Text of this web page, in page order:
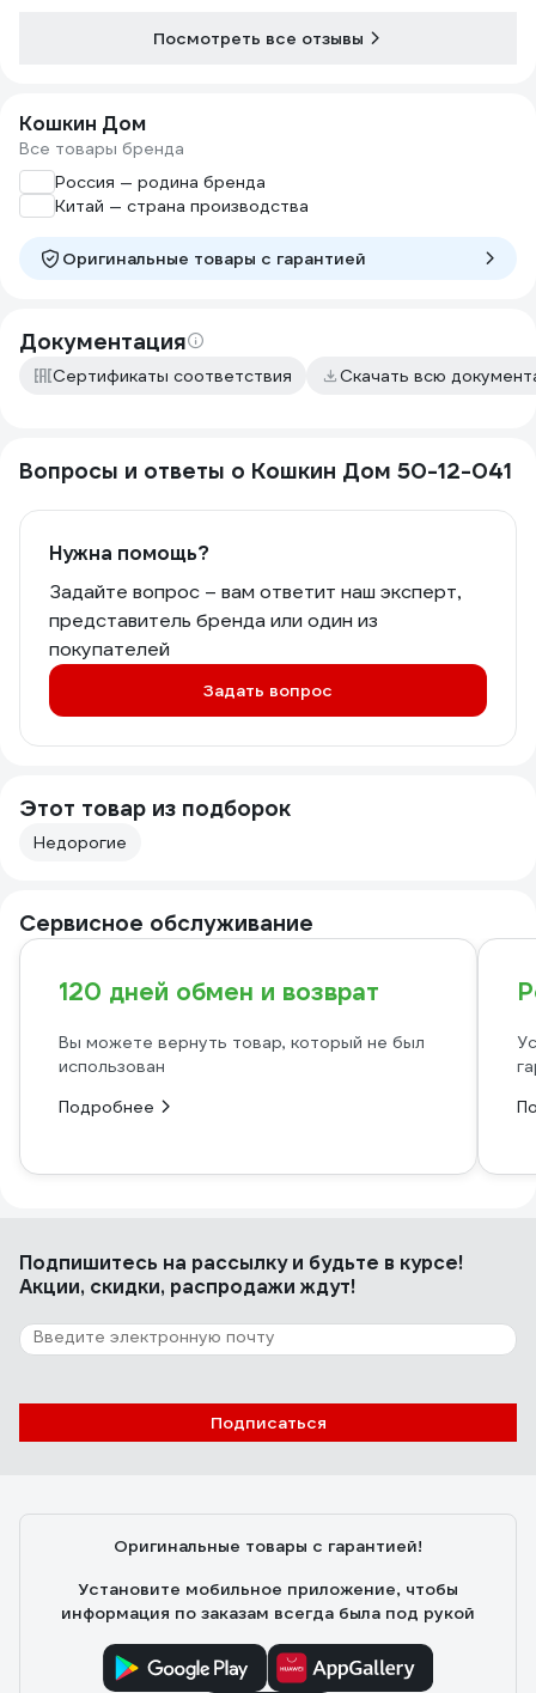
Посмотреть все отзывы
Кошкин Дом
Все товары бренда
Россия — родина бренда
Китай — страна производства
Оригинальные товары c гарантией
Документация
Сертификаты соответствия Скачать всю
Вопросы и ответы о Кошкин Дом 50-12-041
Нужна помощь?
Задайте вопрос – вам ответит наш эксперт,
представитель бренда или один из
покупателей
Задать вопрос
Этот товар из подборок
Недорогие
Сервисное обслуживание
120 дней обмен и возврат
Вы можете вернуть товар, который не был
использован
Подробнее
Подпишитесь на рассылкуи будьте в курсе!
Акции, скидки, распродажи ждут!
Подписаться
Оригинальные товары с гарантией!
Установите мобильное приложение, чтобы
информация по заказам всегда была под рукой